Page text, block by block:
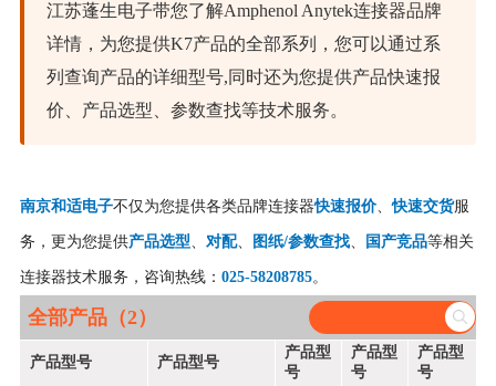
江苏蓬生电子带您了解Amphenol Anytek连接器品牌
详情，为您提供K7产品的全部系列，您可以通过系
列查询产品的详细型号,同时还为您提供产品快速报
价、产品选型、参数查找等技术服务。
南京和适电子不仅为您提供各类品牌连接器快速报价、快速交货服
务，更为您提供产品选型 对配、 图纸/参数查找、 国产竞品等相关
连接器技术服务，咨询热线： 025-58208785。
全部产品（2）
产品型号 产品型号
产品型
号
产品型
号
产品型
号